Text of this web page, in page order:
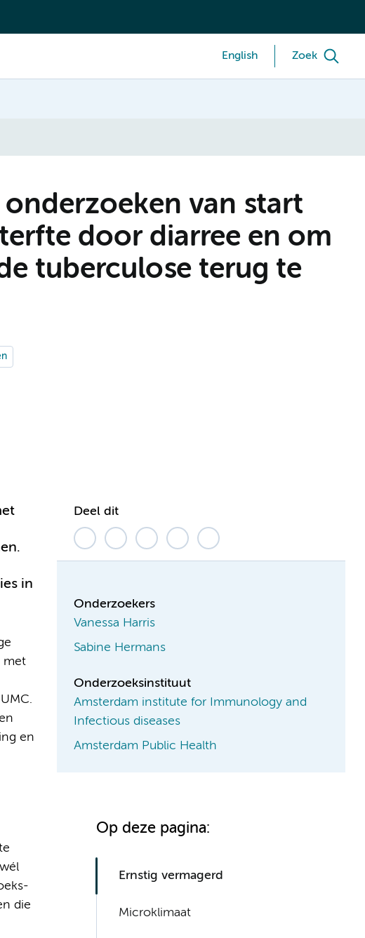
English Zoek
onderzoeken van start
door diarree en om
tuberculose terug te
in
met
en
die
Deel dit
Onderzoekers
Vanessa Harris
Sabine Hermans
Onderzoeksinstituut
Amsterdam institute for Immunology and
Infectious diseases
Amsterdam Public Health
Op deze pagina:
Ernstig vermagerd
Microklimaat